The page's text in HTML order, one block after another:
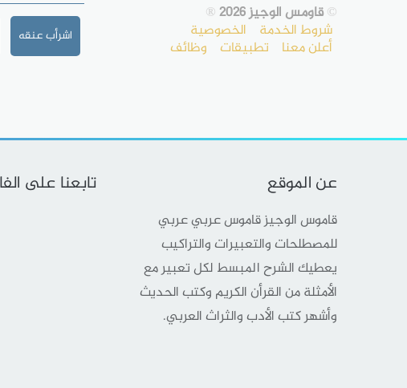
اشرأب عنقه
©قاومس الوجيز 2026 ®
شروط الخدمة الخصوصية
أعلن معنا تطبيقات وظائف
عن الموقع
قاموس الوجيز قاموس عربي عربي
للمصطلحات والتعبيرات والتراكيب
يعطيك الشرح المبسط لكل تعبير مع
الأمثلة من القرأن الكريم وكتب الحديث
وأشهر كتب الأدب والثراث العربي.
تابعنا على